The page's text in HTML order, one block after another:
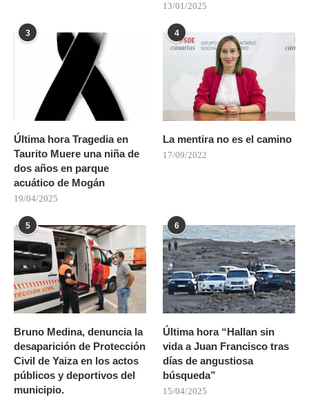
13/01/2025
3
Última hora Tragedia en
Taurito Muere una niña de
dos años en parque
acuático de Mogán
19/04/2025
4
La mentira no es el camino
17/09/2022
5
Bruno Medina, denuncia la
desaparición de Protección
Civil de Yaiza en los actos
públicos y deportivos del
municipio.
6
Última hora “Hallan sin
vida a Juan Francisco tras
días de angustiosa
búsqueda”
15/04/2025